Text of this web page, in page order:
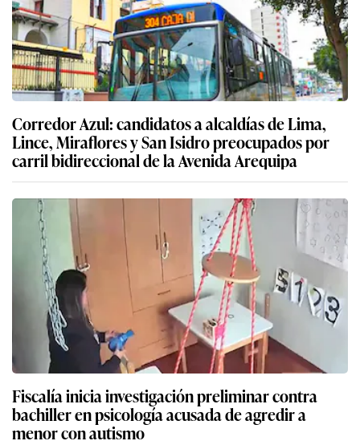
Corredor Azul: candidatos a alcaldías de Lima,
Lince, Miraflores y San Isidro preocupados por
carril bidireccional de la Avenida Arequipa
Fiscalía inicia investigación preliminar contra
bachiller en psicología acusada de agredir a
menor con autismo